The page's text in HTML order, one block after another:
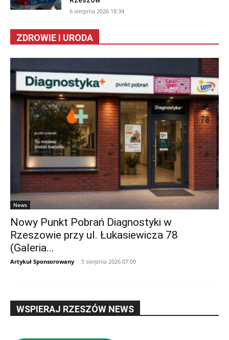
6 sierpnia 2026 18:34
ZDROWIE I URODA
News
Nowy Punkt Pobrań Diagnostyki w
Rzeszowie przy ul. Łukasiewicza 78
(Galeria...
Artykuł Sponsorowany - 5 sierpnia 2026 07:00
WSPIERAJ RZESZÓW NEWS